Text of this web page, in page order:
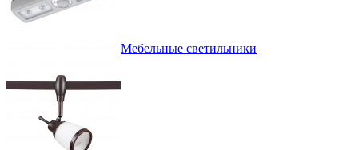
Мебельные светильники